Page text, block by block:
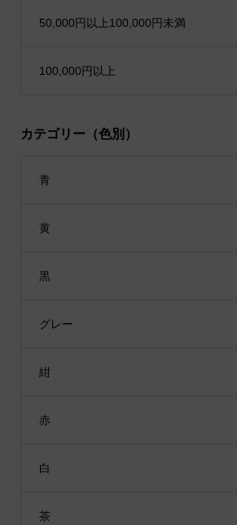
50,000円以上100,000円未満
100,000円以上
カテゴリー（色別）
青
黄
黒
グレー
紺
赤
白
茶